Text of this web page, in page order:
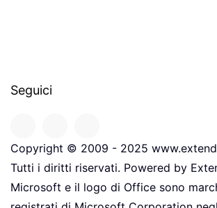
Seguici
Copyright © 2009 - 2025
Tutti i diritti riservati. Powered by
Microsoft e il logo di Office sono